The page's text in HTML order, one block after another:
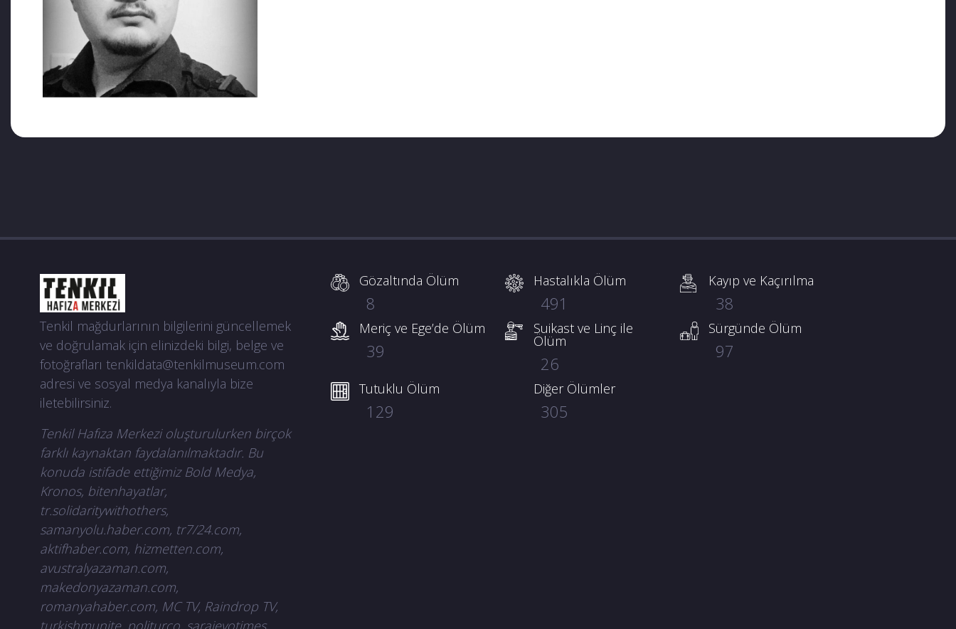
Tenkil mağdurlarının bilgilerini güncellemek
ve doğrulamak için elinizdeki bilgi, belge ve
fotoğrafları tenkildata@tenkilmuseum.com
adresi ve sosyal medya kanalıyla bize
iletebilirsiniz.
Tenkil Hafıza Merkezi oluşturulurken birçok
farklı kaynaktan faydalanılmaktadır. Bu
konuda istifade ettiğimiz Bold Medya,
Kronos, bitenhayatlar,
tr.solidaritywithothers,
samanyolu.haber.com, tr7/24.com,
aktifhaber.com, hizmetten.com,
avustralyazaman.com,
makedonyazaman.com,
romanyahaber.com, MC TV, Raindrop TV,
turkishmunite, politurco, sarajevotimes,
Gözaltında Ölüm
8
Hastalıkla Ölüm
491
Kayıp ve Kaçırılma
38
Meriç ve Ege’de Ölüm
39
Suikast ve Linç ile
Ölüm
26
Sürgünde Ölüm
97
Tutuklu Ölüm
129
Diğer Ölümler
305